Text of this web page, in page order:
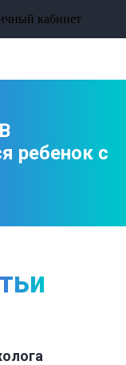
кабинет
В
ребенок с